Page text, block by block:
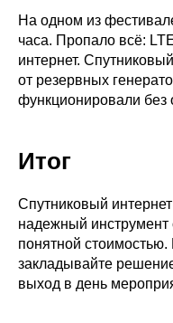
На одном из
часа. Пропало всё:
интернет.
от резервных
функционировали без
Итог
Спутниковый
надежный
понятной
закладывайте
выход в день